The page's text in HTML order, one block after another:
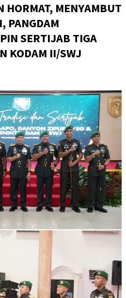
HORMAT, MENYAMBUT
PANGDAM
SERTIJAB TIGA
KODAM II/SWJ